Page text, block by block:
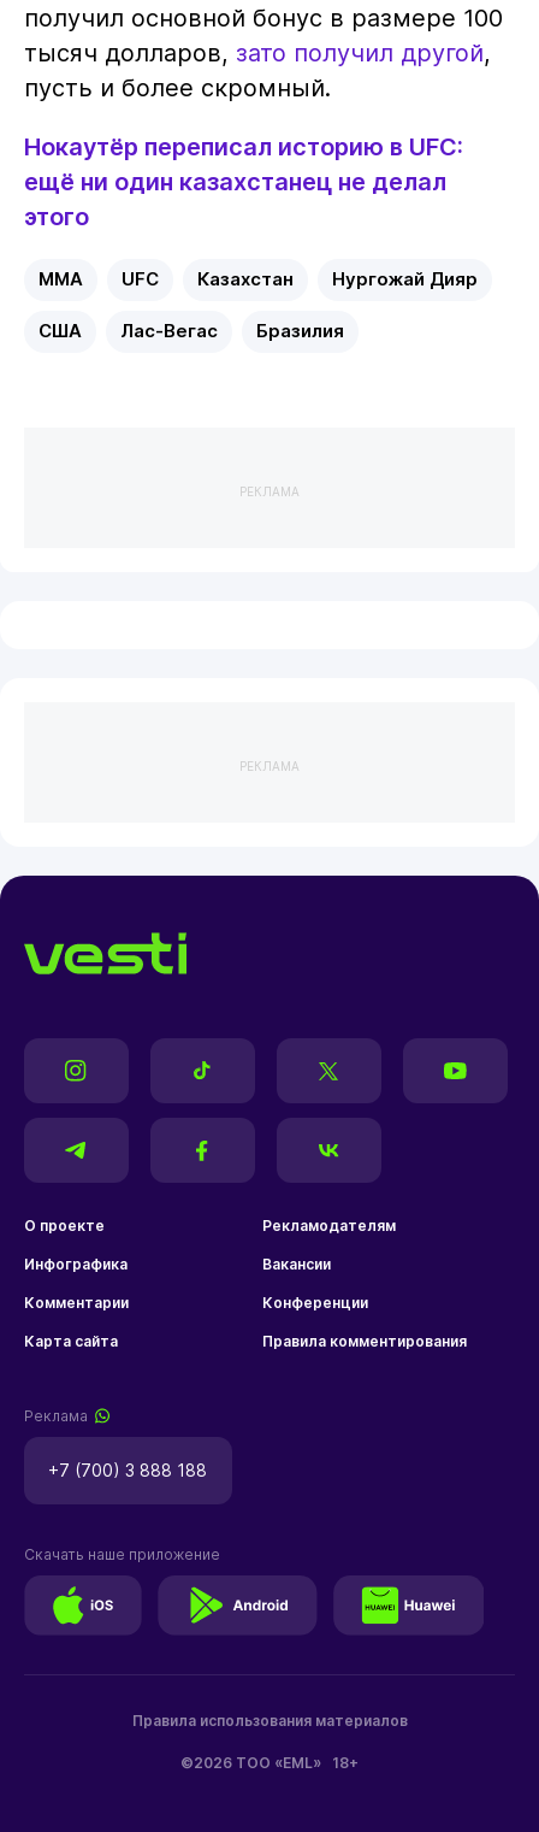
получил основной бонус в размере 100
тысяч долларов, зато получил другой,
пусть и более скромный.
Нокаутёр переписал историю в UFC:
ещё ни один казахстанец не делал
этого
MMA UFC Казахстан Нургожай Дияр
США Лас-Вегас Бразилия
РЕКЛАМА
РЕКЛАМА
О проекте Рекламодателям
Инфографика Вакансии
Комментарии Конференции
Карта сайта Правила комментирования
Реклама
+7 (700) 3 888 188
©2026 ТОО «EML» 18+
Правила использования материалов
Скачать наше приложение